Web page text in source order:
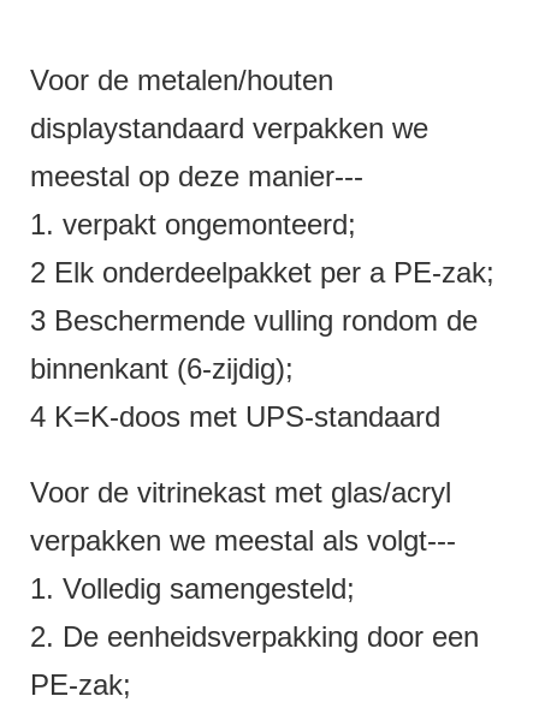
Voor de metalen/houten
displaystandaard verpakken we
meestal op deze manier---
1. verpakt ongemonteerd;
2 Elk onderdeelpakket per a PE-zak;
3 Beschermende vulling rondom de
binnenkant (6-zijdig);
4 K=K-doos met UPS-standaard
Voor de vitrinekast met glas/acryl
verpakken we meestal als volgt---
1. Volledig samengesteld;
2. De eenheidsverpakking door een
PE-zak;